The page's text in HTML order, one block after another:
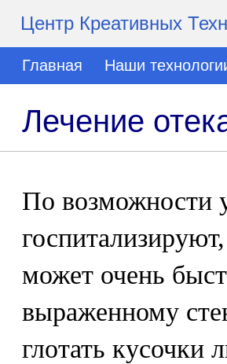
Центр Креативных
Главная Наши
Лечение
По возможности
может очень
выраженному
глотать кусочки